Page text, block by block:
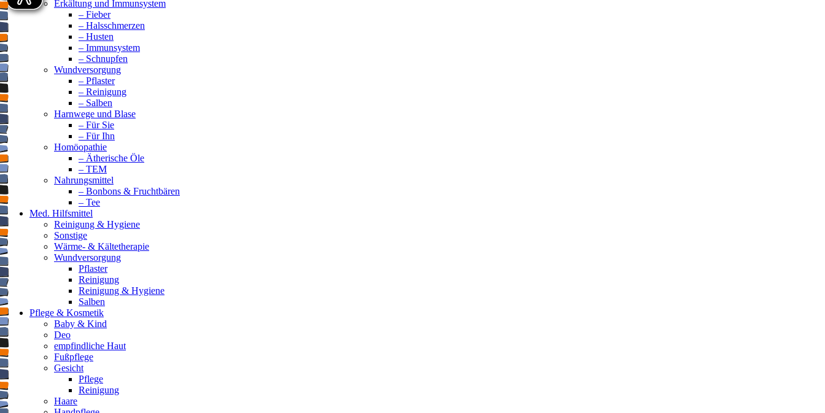
Erkältung und Immunsystem
– Fieber
– Halsschmerzen
– Husten
– Immunsystem
– Schnupfen
Wundversorgung
– Pflaster
– Reinigung
– Salben
Harnwege und Blase
– Für Sie
– Für Ihn
Homöopathie
– Ätherische Öle
– TEM
Nahrungsmittel
– Bonbons & Fruchtbären
– Tee
Med. Hilfsmittel
Reinigung & Hygiene
Sonstige
Wärme- & Kältetherapie
Wundversorgung
Pflaster
Reinigung
Reinigung & Hygiene
Salben
Pflege & Kosmetik
Baby & Kind
Deo
empfindliche Haut
Fußpflege
Gesicht
Pflege
Reinigung
Haare